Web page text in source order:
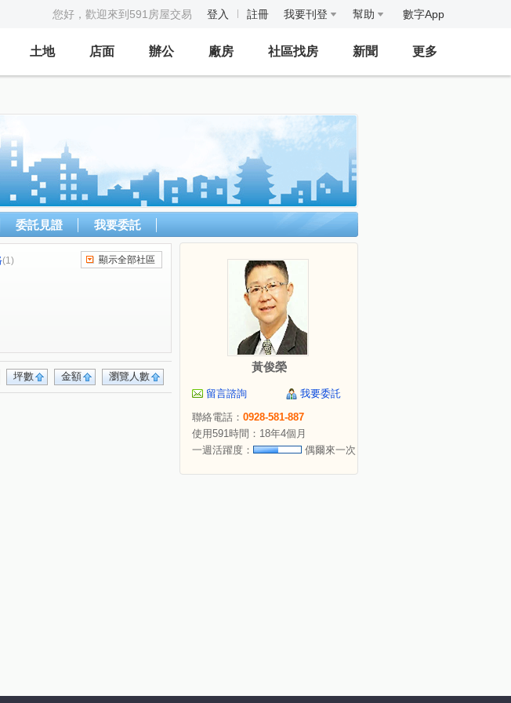
您好，歡迎來到591房屋交易 登入 註冊 我要刊登 幫助 數字App
土地 店面 辦公 廠房 社區找房 新聞 更多
委託見證 我要委託
(1)
東路五段
顯示全部社區
瀏覽人數
金額
坪數
黃俊榮
留言諮詢
我要委託
聯絡電話： 0928-581-887
使用591時間：18年4個月
一週活躍度：
偶爾來一次